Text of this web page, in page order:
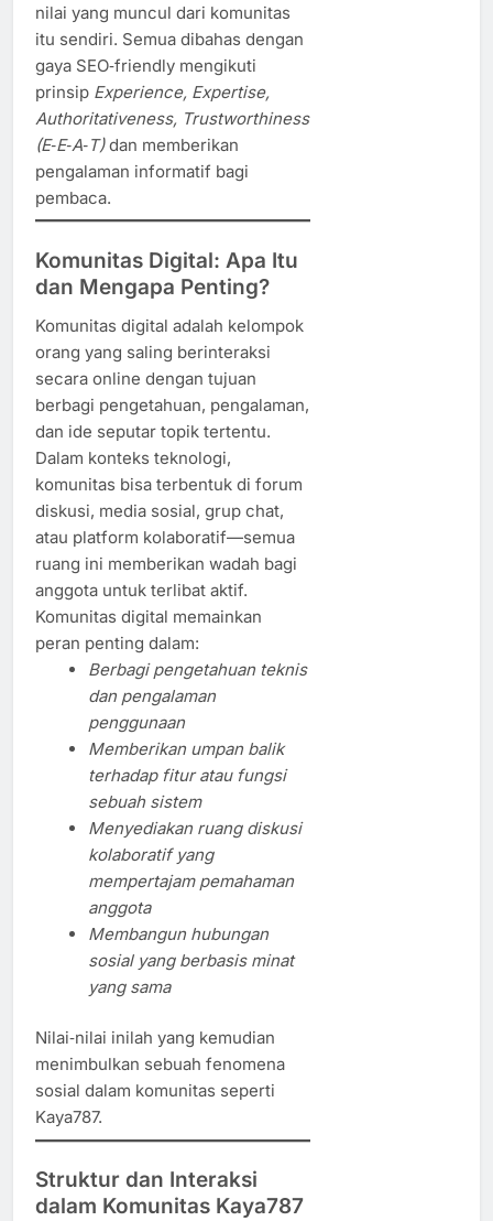
nilai yang muncul dari komunitas
itu sendiri. Semua dibahas dengan
gaya SEO‑friendly mengikuti
prinsip Experience, Expertise,
Authoritativeness, Trustworthiness
(E‑E‑A‑T)dan memberikan
pengalaman informatif bagi
pembaca.
Komunitas Digital: Apa Itu
dan Mengapa Penting?
Komunitas digital adalah kelompok
orang yang saling berinteraksi
secara online dengan tujuan
berbagi pengetahuan, pengalaman,
dan ide seputar topik tertentu.
Dalam konteks teknologi,
komunitas bisa terbentuk di forum
diskusi, media sosial, grup chat,
atau platform kolaboratif—semua
ruang ini memberikan wadah bagi
anggota untuk terlibat aktif.
Komunitas digital memainkan
peran penting dalam:
Berbagi pengetahuan teknis
dan pengalaman
penggunaan
Memberikan umpan balik
terhadap fitur atau fungsi
sebuah sistem
Menyediakan ruang diskusi
kolaboratif yang
mempertajam pemahaman
anggota
Membangun hubungan
sosial yang berbasis minat
yang sama
Nilai‑nilai inilah yang kemudian
menimbulkan sebuah fenomena
sosial dalam komunitas seperti
Kaya787.
Struktur dan Interaksi
dalam Komunitas Kaya787